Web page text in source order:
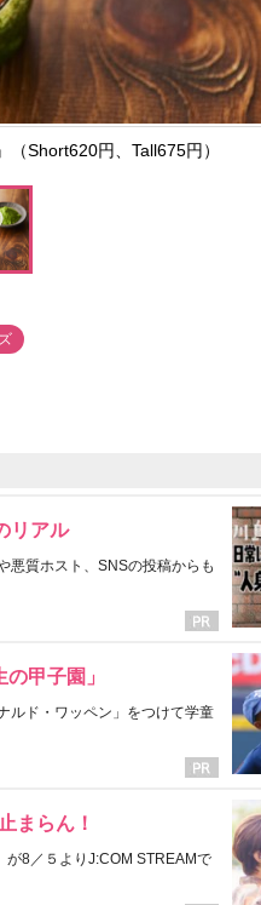
Short620円、Tall675円）
リアル
悪質ホスト、SNSの投稿からも
甲子園」
ルド・ワッペン」をつけて学童
まらん！
が8／５よりJ:COM STREAMで